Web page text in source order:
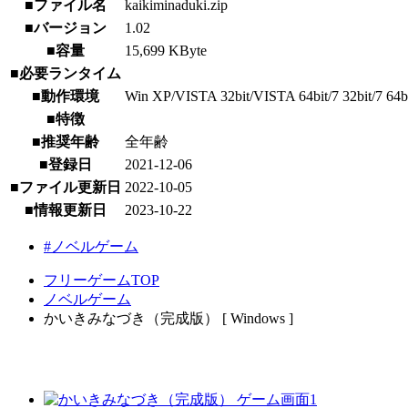
■ファイル名
kaikiminaduki.zip
■バージョン
1.02
■容量
15,699 KByte
■必要ランタイム
■動作環境
Win XP/VISTA 32bit/VISTA 64bit/7 32bit/7
■特徴
■推奨年齢
全年齢
■登録日
2021-12-06
■ファイル更新日 2022-10-05
■情報更新日
2023-10-22
#ノベルゲーム
フリーゲームTOP
ノベルゲーム
かいきみなづき（完成版） [ Windows ]